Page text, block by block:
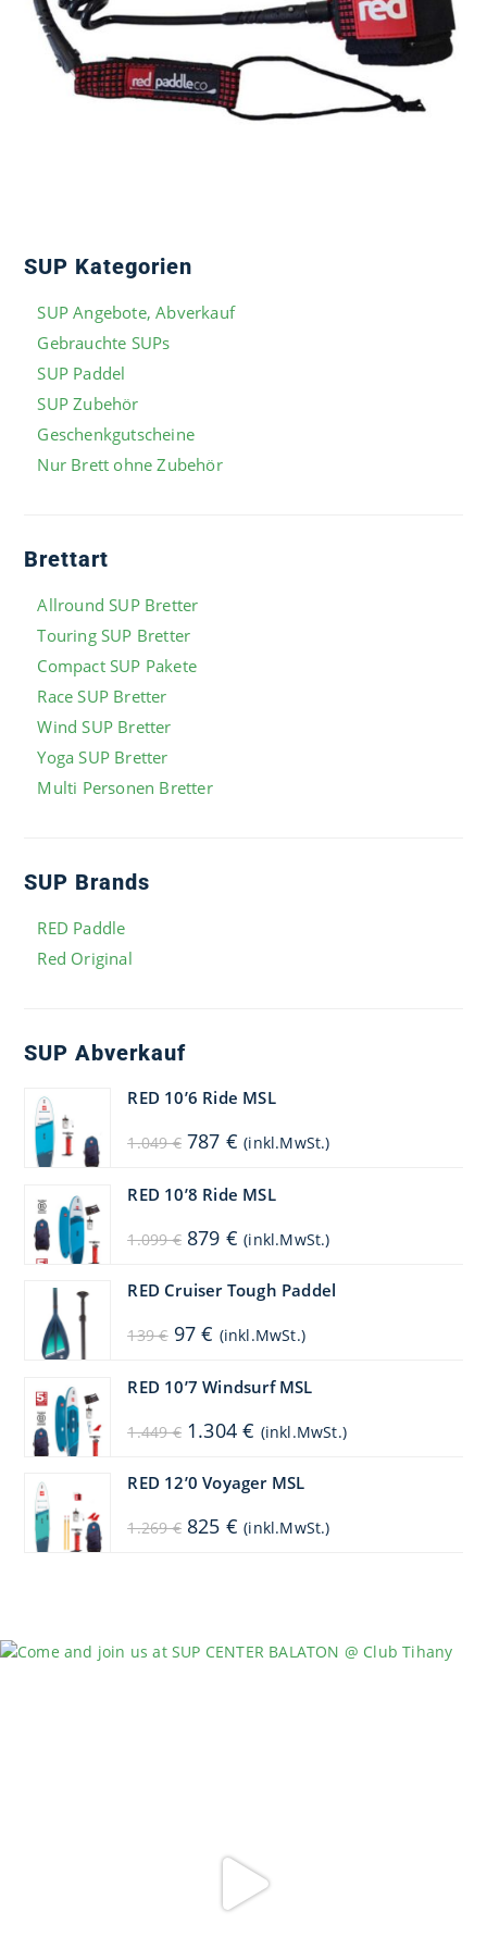
SUP Kategorien
SUP Angebote, Abverkauf
Gebrauchte SUPs
SUP Paddel
SUP Zubehör
Geschenkgutscheine
Nur Brett ohne Zubehör
Brettart
Allround SUP Bretter
Touring SUP Bretter
Compact SUP Pakete
Race SUP Bretter
Wind SUP Bretter
Yoga SUP Bretter
Multi Personen Bretter
SUP Brands
RED Paddle
Red Original
SUP Abverkauf
RED 10’6 Ride MSL
1.049€ Ursprünglicher
Preis
1.049 €
787 € Aktueller
Preis
(inkl.MwSt.)
RED 10’8 Ride MSL
1.099€ Ursprünglicher
Preis
1.099 €
879 € Aktueller
Preis
879 €.
(inkl.MwSt.)
RED Cruiser Tough Paddel
139€ Ursprünglicher
Preis
97€ Aktueller
Preis
97 €.
(inkl.MwSt.)
RED 10’7 Windsurf MSL
1.449€ Ursprünglicher
Preis
1.304€ Aktueller
Preis
(inkl.MwSt.)
RED 12’0 Voyager MSL
1.269€ Ursprünglicher
Preis
825 € Aktueller
Preis
(inkl.MwSt.)